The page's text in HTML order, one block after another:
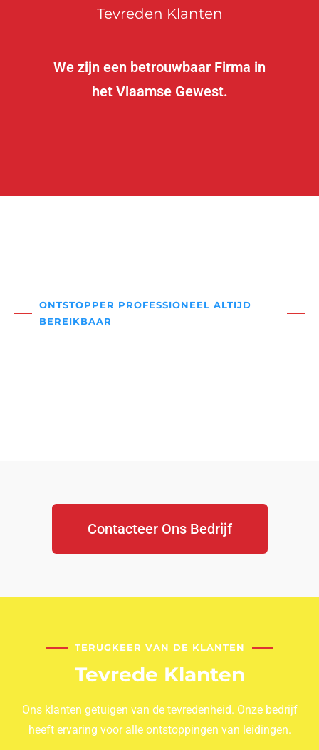
Tevreden Klanten
We zijn een betrouwbaar Firma in
het Vlaamse Gewest.
ONTSTOPPER PROFESSIONEEL ALTIJD
BEREIKBAAR
Contacteer Ons Bedrijf
TERUGKEER VAN DE KLANTEN
Tevrede Klanten
Ons klanten getuigen van de tevredenheid. Onze bedrijf
heeft ervaring voor alle ontstoppingen van leidingen.